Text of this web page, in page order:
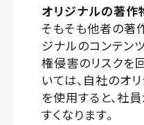
オリジナルの著作
そもそも他者の著
ジナルのコンテン
権侵害のリスクを
いては、自社のオ
を使用すると、社
すくなります。